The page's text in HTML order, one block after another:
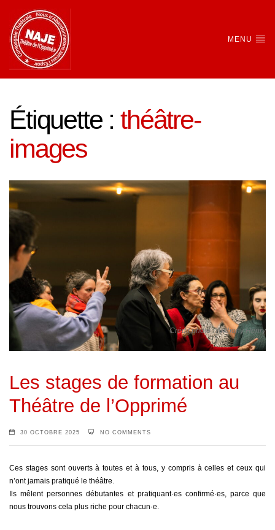
MENU
Étiquette :théâtre-
images
Crédit photo : Anthony Henry
Les stages de formation au
Théâtre de l’Opprimé
30 OCTOBRE 2025 NO COMMENTS
Ces stages sont ouverts à toutes et à tous, y compris à celles et ceux qui
n’ont jamais pratiqué le théâtre.
Ils mêlent personnes débutantes et pratiquant·es confirmé·es, parce que
nous trouvons cela plus riche pour chacun·e.